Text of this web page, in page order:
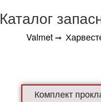
Каталог
Valmet
Комплект